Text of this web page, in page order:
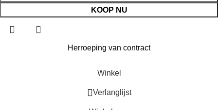
KOOP NU
Herroeping van contract
Winkel
Verlanglijst